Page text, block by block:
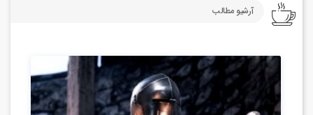
آرشیو مطالب